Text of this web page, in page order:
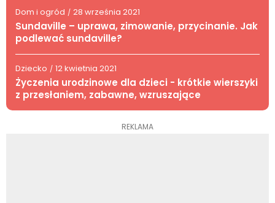
Dom i ogród / 28 września 2021
Sundaville – uprawa, zimowanie, przycinanie. Jak
podlewać sundaville?
Dziecko / 12 kwietnia 2021
Życzenia urodzinowe dla dzieci - krótkie wierszyki
z przesłaniem, zabawne, wzruszające
REKLAMA